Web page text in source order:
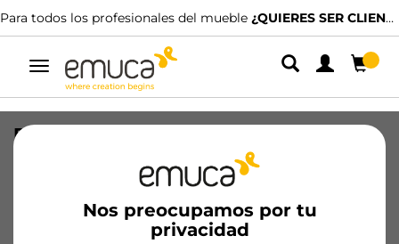
Para todos los profesionales del mueble ¿QUIERES SER CLIENTE?
Alternar
navegación
Nos preocupamos por tu
privacidad
Perfil guarnición Placard para puertas
de cristal, longitud 32m, Plástico, Gris
Productos esenciales